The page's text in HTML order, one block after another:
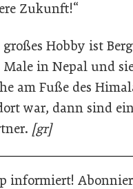
Zukunft!“
Hobby ist
Male in Nepal und
am Fuße des
war, dann sind
[gr]
informiert!